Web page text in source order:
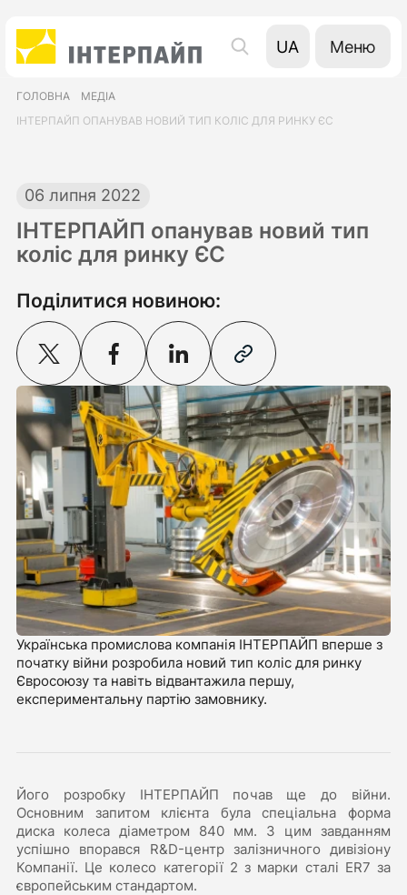
UA
RU
Меню
ГОЛОВНА
МЕДІА
ІНТЕРПАЙП ОПАНУВАВ НОВИЙ ТИП КОЛІС ДЛЯ РИНКУ ЄС
06 липня 2022
ІНТЕРПАЙП опанував новий тип
коліс для ринку ЄС
Поділитися новиною:
Українська промислова компанія ІНТЕРПАЙП вперше з
початку війни розробила новий тип коліс для ринку
Євросоюзу та навіть відвантажила першу,
експериментальну партію замовнику.
Його розробку ІНТЕРПАЙП почав ще до війни.
Основним запитом клієнта була спеціальна форма
диска колеса діаметром 840 мм. З цим завданням
успішно впорався R&D-центр залізничного дивізіону
Компанії. Це колесо категорії 2 з марки сталі ER7 за
європейським стандартом.